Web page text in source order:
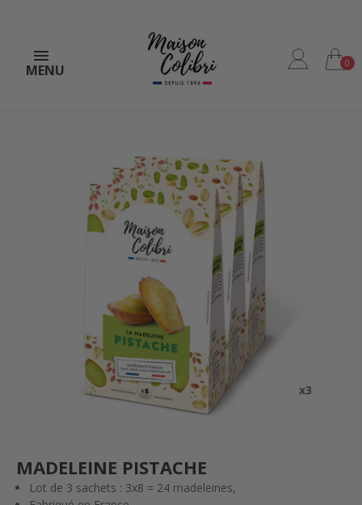
MENU 0
x3
MADELEINE PISTACHE
Lot de 3 sachets : 3x8 = 24 madeleines,